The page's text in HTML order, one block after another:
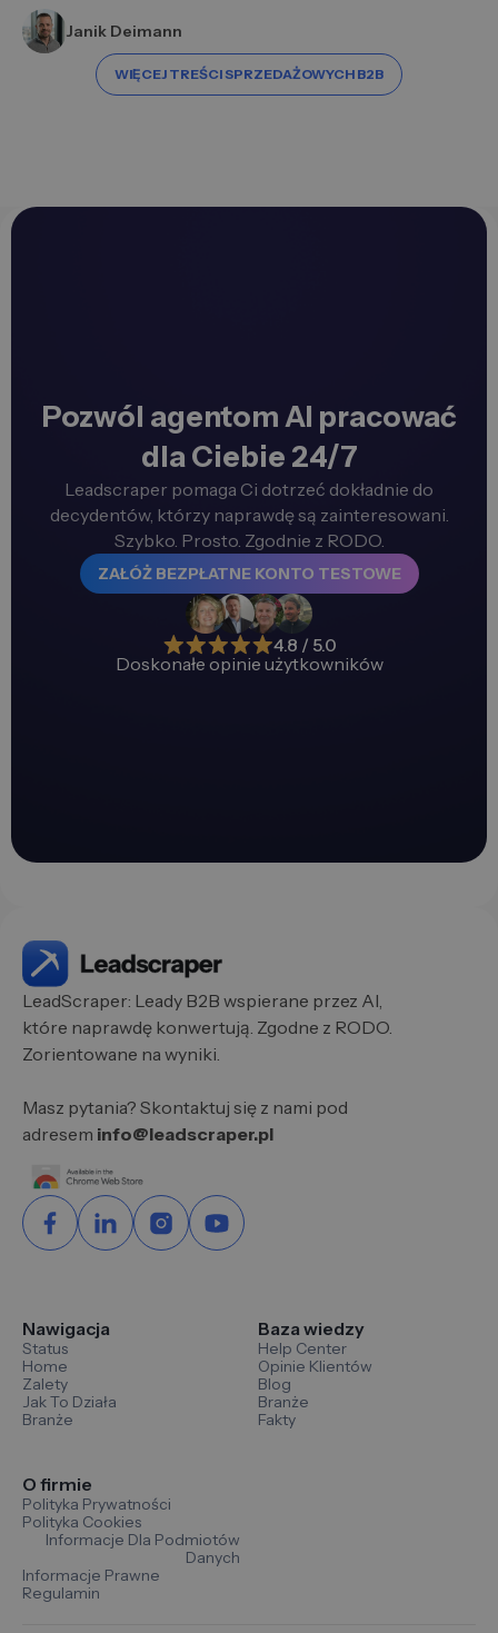
Janik Deimann
WIĘCEJ TREŚCI SPRZEDAŻOWYCH B2B
Pozwól agentom AI pracować
dla Ciebie 24/7
Leadscraper pomaga Ci dotrzeć dokładnie do
decydentów, którzy naprawdę są zainteresowani.
Szybko. Prosto. Zgodnie z RODO.
ZAŁÓŻ BEZPŁATNE KONTO TESTOWE
4.8 / 5.0
Doskonałe opinie użytkowników
LeadScraper: Leady B2B wspierane przez AI,
które naprawdę konwertują. Zgodne z RODO.
Zorientowane na wyniki.
Masz pytania? Skontaktuj się z nami pod
adresem info@leadscraper.pl
Nawigacja
Status
Home
Zalety
Jak To Działa
Branże
Baza wiedzy
Help Center
Opinie Klientów
Blog
Branże
Fakty
O firmie
Polityka Prywatności
Polityka Cookies
Informacje Dla Podmiotów
Danych
Informacje Prawne
Regulamin